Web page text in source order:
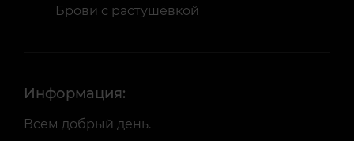
Брови с растушёвкой
Информация:
Всем добрый день.